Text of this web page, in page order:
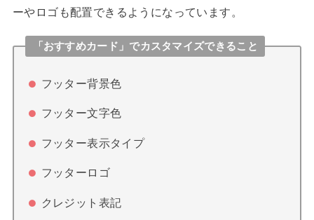
ーやロゴも配置できるようになっています。
「おすすめカード」でカスタマイズできること
フッター背景色
フッター文字色
フッター表示タイプ
フッターロゴ
クレジット表記